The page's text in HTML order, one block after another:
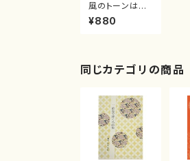
風のトーンは南
南西（子供の憧
景Ｎｏ.２/吉崎克
¥880
同じカテゴリの商品